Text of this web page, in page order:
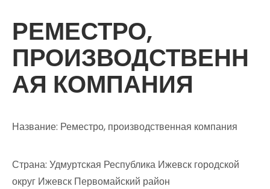
РЕМЕСТРО,
ПРОИЗВОДСТВЕНН
АЯ КОМПАНИЯ
Название: Реместро, производственная компания
Страна: Удмуртская Республика Ижевск городской
округ Ижевск Первомайский район